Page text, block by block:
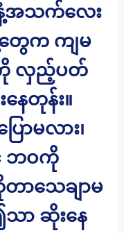
အသက်လေး
ေက ကျမ
ကို လှည့်ပတ်
ေတုန်း။
ာမလား၊
ဘဝကို
ာသေချာမ
ာ ဆိုးနေ